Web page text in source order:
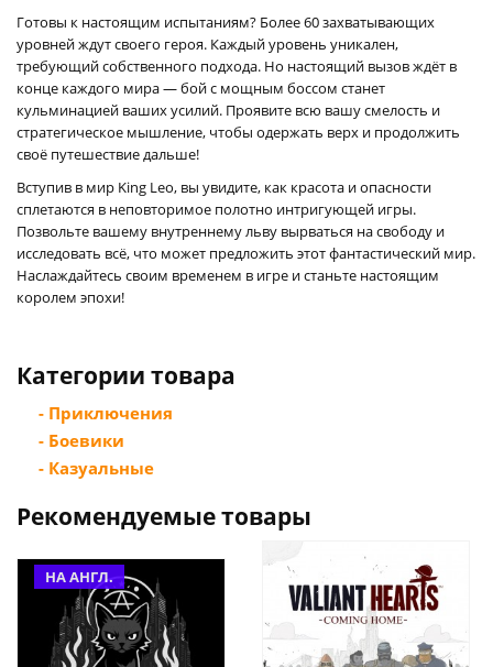
Готовы к настоящим испытаниям? Более 60 захватывающих
уровней ждут своего героя. Каждый уровень уникален,
требующий собственного подхода. Но настоящий вызов ждёт в
конце каждого мира — бой с мощным боссом станет
кульминацией ваших усилий. Проявите всю вашу смелость и
стратегическое мышление, чтобы одержать верх и продолжить
своё путешествие дальше!
Вступив в мир King Leo, вы увидите, как красота и опасности
сплетаются в неповторимое полотно интригующей игры.
Позвольте вашему внутреннему льву вырваться на свободу и
исследовать всё, что может предложить этот фантастический мир.
Наслаждайтесь своим временем в игре и станьте настоящим
королем эпохи!
Категории товара
- Приключения
- Боевики
- Казуальные
Рекомендуемые товары
НА АНГЛ.